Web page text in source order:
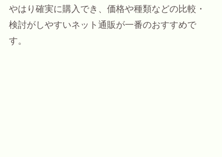
やはり確実に購入でき、価格や種類などの比較・
検討がしやすいネット通販が一番のおすすめで
す。